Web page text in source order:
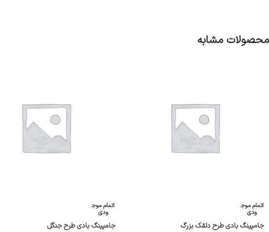
محصولات مشابه
اتمام موج
ودی
جامپینگ بادی طرح دلقک بزرگ
اتمام موج
ودی
جامپینگ بادی طرح جنگل